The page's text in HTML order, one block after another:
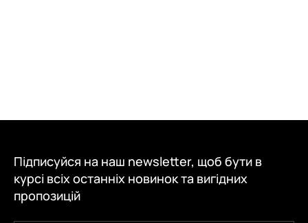
Підписуйся на наш newsletter, щоб бути в
курсі всіх останніх новинок та вигідних
пропозицій